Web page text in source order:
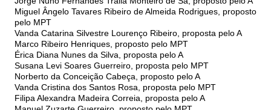
Miguel Ângelo Tavares Ribeiro de Almeida Rodrigues, proposto
pelo MPT
Vanda Catarina Silvestre Lourenço Ribeiro, proposta pelo A
Marco Ribeiro Henriques, proposto pelo MPT
Érica Diana Nunes da Silva, proposta pelo A
Susana Levi Soares Guerreiro, proposta pelo MPT
Norberto da Conceição Cabeça, proposto pelo A
Vanda Cristina dos Santos Rosa, proposta pelo MPT
Filipa Alexandra Madeira Correia, proposta pelo A